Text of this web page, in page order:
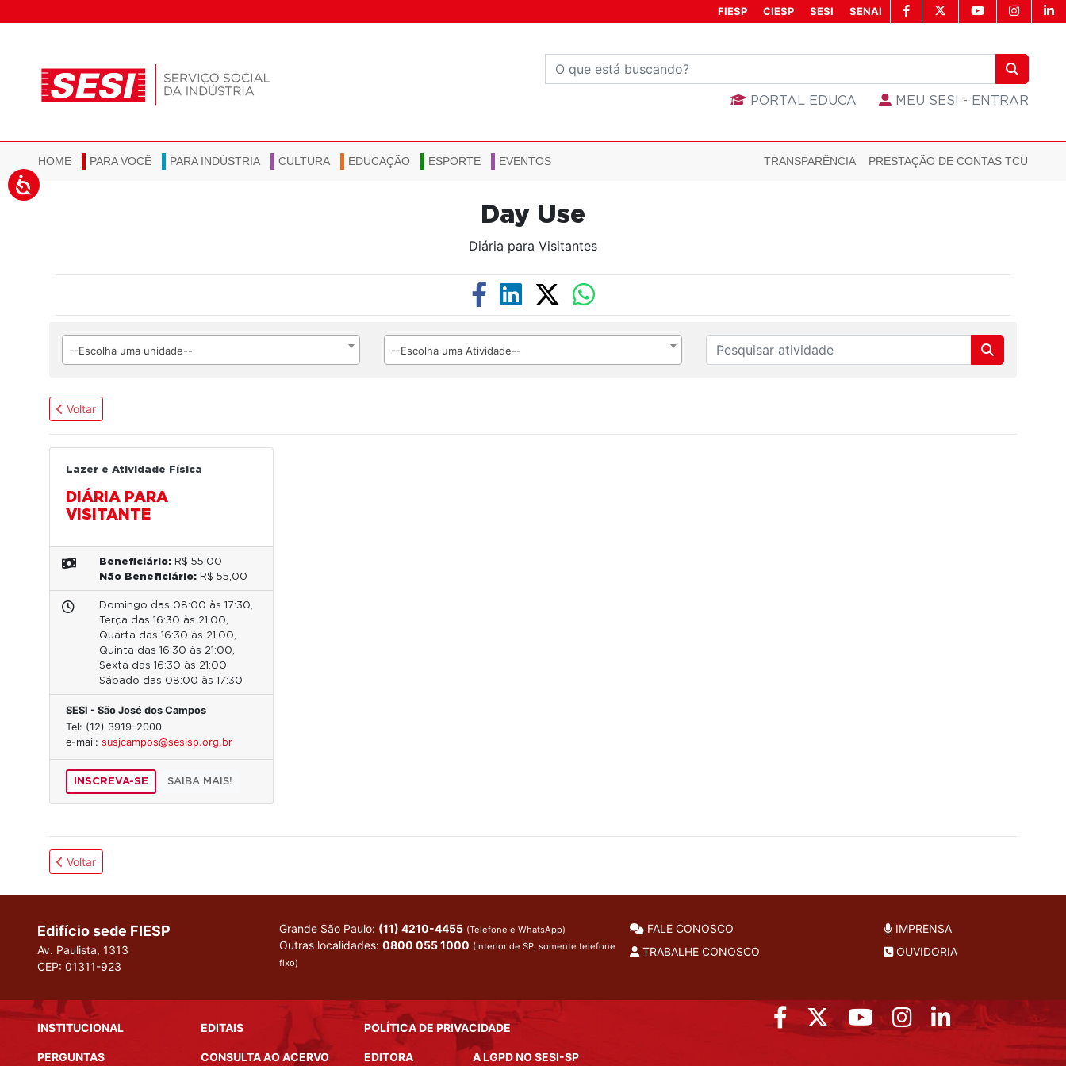
FIESP CIESP SESI SENAI
PORTAL EDUCA MEU SESI - ENTRAR
HOME PARA VOCÊ PARA INDÚSTRIA CULTURA EDUCAÇÃO ESPORTE EVENTOS TRANSPARÊNCIA PRESTAÇÃO DE CONTAS TCU
Day Use
Diária para Visitantes
--Escolha uma unidade-- --Escolha uma Atividade--
Voltar
Lazer e Atividade Física
DIÁRIA PARA
VISITANTE
Beneficiário:R$ 55,00
Não Beneficiário:R$ 55,00
Domingo das 08:00 às 17:30,
Terça das 16:30 às 21:00,
Quarta das 16:30 às 21:00,
Quinta das 16:30 às 21:00,
Sexta das 16:30 às 21:00
Sábado das 08:00 às 17:30
SESI - São José dos Campos
Tel: (12) 3919-2000
e-mail: susjcampos@sesisp.org.br
INSCREVA-SE SAIBA MAIS!
Voltar
Edifício sede FIESP
Av. Paulista, 1313
CEP: 01311-923
Grande São Paulo: (11) 4210-4455 (Telefone e WhatsApp)
Outras localidades: 0800 055 1000 (Interior de SP, somente telefone
fixo)
FALE CONOSCO
TRABALHE CONOSCO
IMPRENSA
OUVIDORIA
INSTITUCIONAL EDITAIS POLÍTICA DE PRIVACIDADE
PERGUNTAS CONSULTA AO ACERVO EDITORA A LGPD NO SESI-SP